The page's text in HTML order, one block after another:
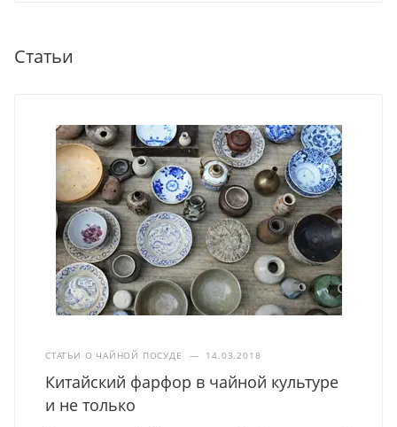
Статьи
СТАТЬИ О ЧАЙНОЙ ПОСУДЕ — 14.03.2018
Китайский фарфор в чайной культуре
и не только